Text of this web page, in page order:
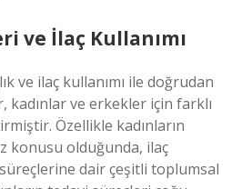
ve İlaç Kullanımı
ve ilaç kullanımı ile doğrudan
kadınlar ve erkekler için farklı
Özellikle kadınların
konusu olduğunda, ilaç
süreçlerine dair çeşitli toplumsal